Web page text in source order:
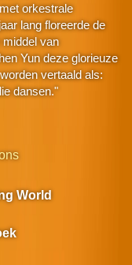
orkestrale
lang floreerde de
middel van
Yun deze glorieuze
vertaald als:
dansen."
World